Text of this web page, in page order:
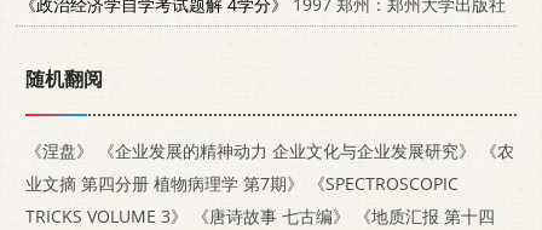
随机翻阅
《涅盘》 《企业发展的精神动力 企业文化与企业发展研究》
《农
业文摘 第四分册 植物病理学 第7期》
《SPECTROSCOPIC
TRICKS VOLUME 3》
《唐诗故事 七古编》
《地质汇报 第十四